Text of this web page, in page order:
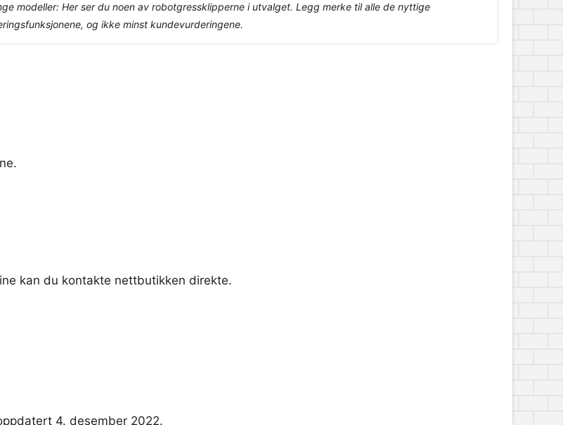
modeller: Her ser du noen av robotgressklipperne i utvalget. Legg merke til alle de nyttige
og ikke minst kundevurderingene.
kan du kontakte nettbutikken direkte.
4. desember 2022.